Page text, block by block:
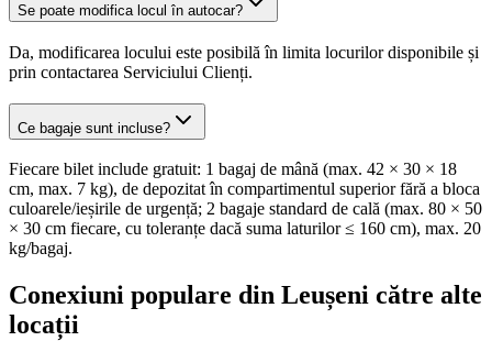
Se poate modifica locul în autocar?
Da, modificarea locului este posibilă în limita locurilor disponibile și
prin contactarea Serviciului Clienți.
Ce bagaje sunt incluse?
Fiecare bilet include gratuit: 1 bagaj de mână (max. 42 × 30 × 18
cm, max. 7 kg), de depozitat în compartimentul superior fără a bloca
culoarele/ieșirile de urgență; 2 bagaje standard de cală (max. 80 × 50
× 30 cm fiecare, cu toleranțe dacă suma laturilor ≤ 160 cm), max. 20
kg/bagaj.
Conexiuni populare din Leușeni către alte
locații